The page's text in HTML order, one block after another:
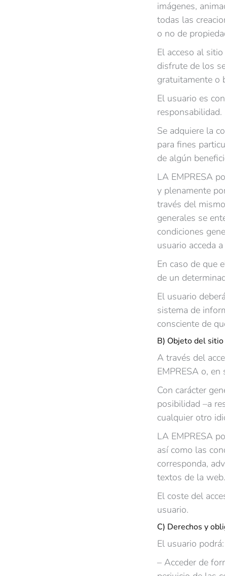
imágenes,
todas las
o no de
El acceso al
disfrute de los
gratuitamente o
El usuario es
responsabilidad.
Se adquiere la
para fines
de algún
LA EMPRESA
y plenamente
través del
generales se
condiciones
usuario acceda
En caso de que
de un
El usuario
sistema de
consciente de
B) Objeto del
A través del
EMPRESA o,
Con carácter
posibilidad –a
cualquier otro
LA EMPRESA
así como las
corresponda,
textos de la web.
El coste del
usuario.
C) Derechos y
El usuario podrá:
– Acceder de